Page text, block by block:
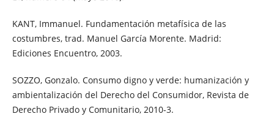
KANT, Immanuel. Fundamentación metafísica de las
costumbres, trad. Manuel García Morente. Madrid:
Ediciones Encuentro, 2003.
SOZZO, Gonzalo. Consumo digno y verde: humanización y
ambientalización del Derecho del Consumidor, Revista de
Derecho Privado y Comunitario, 2010-3.